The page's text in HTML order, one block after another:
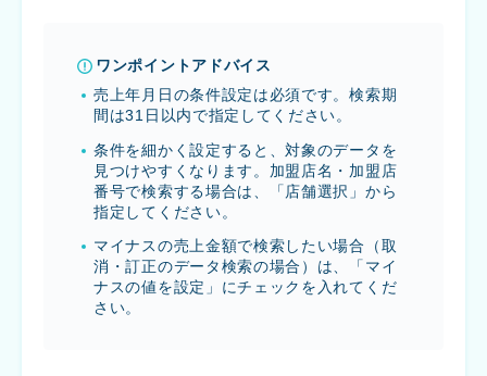
ワンポイントアドバイス
売上年月日の条件設定は必須です。検索期
間は31日以内で指定してください。
条件を細かく設定すると、対象のデータを
見つけやすくなります。加盟店名・加盟店
番号で検索する場合は、「店舗選択」から
指定してください。
マイナスの売上金額で検索したい場合（取
消・訂正のデータ検索の場合）は、「マイ
ナスの値を設定」にチェックを入れてくだ
さい。